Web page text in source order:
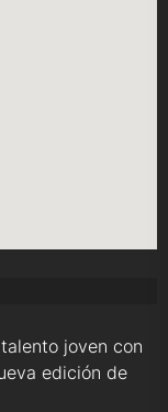
joven con
edición de